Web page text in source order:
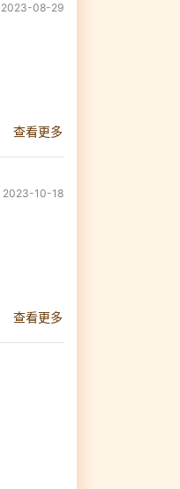
查看更多
2023-08-29
查看更多
2023-10-18